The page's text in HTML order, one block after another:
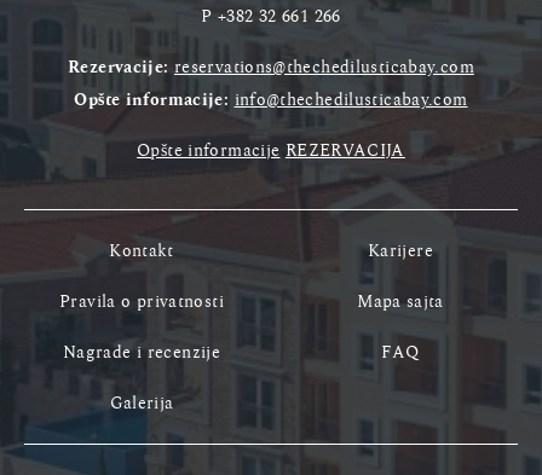
P +382 32 661 266
Rezervacije: reservations@thechedilusticabay.com
Opšte informacije: info@thechedilusticabay.com
Opšte informacije REZERVACIJA
Kontakt
Karijere
Pravila o privatnosti
Mapa sajta
Nagrade i recenzije
FAQ
Galerija